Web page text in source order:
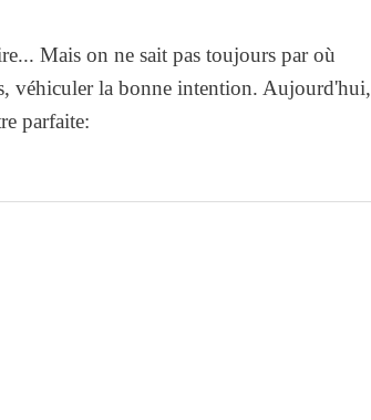
Mais on ne sait pas toujours par où
véhiculer la bonne intention. Aujourd'hui,
parfaite: